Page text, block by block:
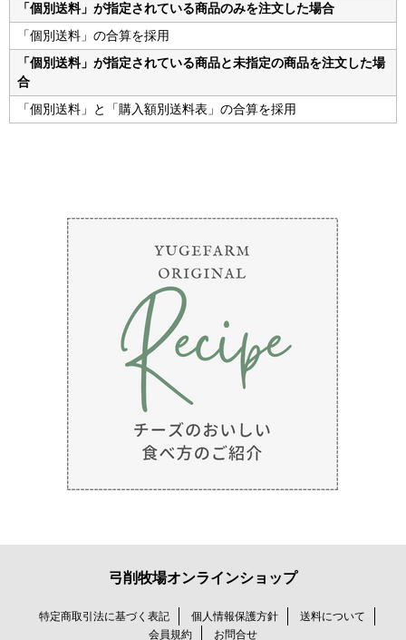
「個別送料」が指定されている商品のみを注文した場合
「個別送料」の合算を採用
「個別送料」が指定されている商品と未指定の商品を注文した場
合
「個別送料」と「購入額別送料表」の合算を採用
弓削牧場オンラインショップ
特定商取引法に基づく表記 個人情報保護方針
送料について
会員規約
お問合せ